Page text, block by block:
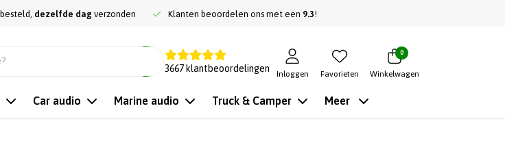
besteld, dezelfde dag verzonden Klanten beoordelen ons met een 9.3!
3667 klantbeoordelingen
Inloggen Favorieten
0
Winkelwagen
Car audio Marine audio Truck & Camper Meer